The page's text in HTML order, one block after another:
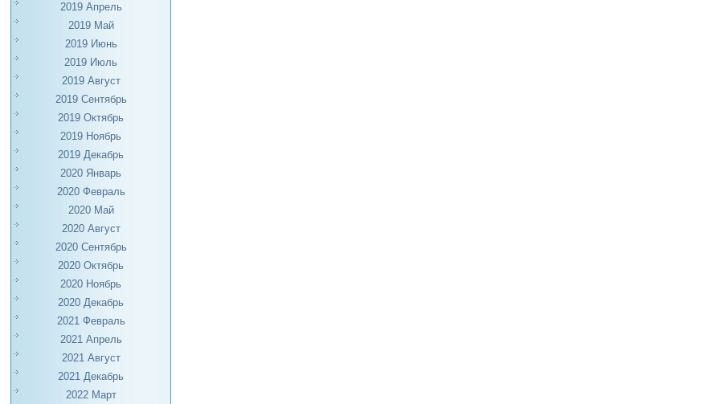
2019 Апрель
2019 Май
2019 Июнь
2019 Июль
2019 Август
2019 Сентябрь
2019 Октябрь
2019 Ноябрь
2019 Декабрь
2020 Январь
2020 Февраль
2020 Май
2020 Август
2020 Сентябрь
2020 Октябрь
2020 Ноябрь
2020 Декабрь
2021 Февраль
2021 Апрель
2021 Август
2021 Декабрь
2022 Март